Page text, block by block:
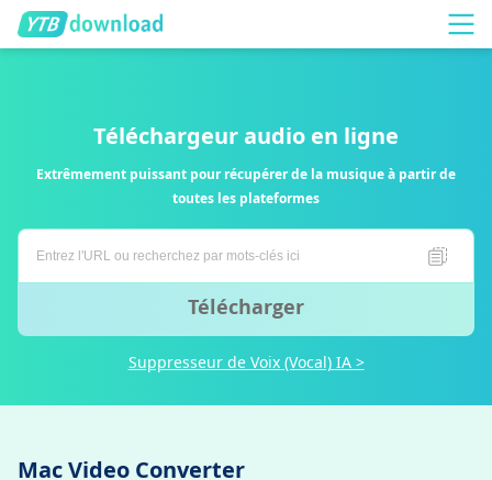
Téléchargeur audio en ligne
Extrêmement puissant pour récupérer de la musique à partir de
toutes les plateformes
Télécharger
Suppresseur de Voix (Vocal) IA >
Mac Video Converter